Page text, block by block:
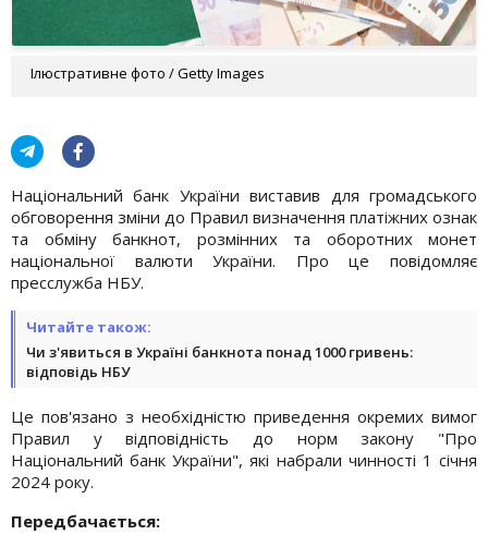
Ілюстративне фото / Getty Images
Національний банк України виставив для громадського
обговорення зміни до Правил визначення платіжних ознак
та обміну банкнот, розмінних та оборотних монет
національної валюти України. Про це повідомляє
пресслужба НБУ.
Читайте також:
Чи з'явиться в Україні банкнота понад 1000 гривень:
відповідь НБУ
Це пов'язано з необхідністю приведення окремих вимог
Правил у відповідність до норм закону "Про
Національний банк України", які набрали чинності 1 січня
2024 року.
Передбачається: